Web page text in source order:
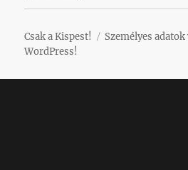
Csak a Kispest! Személyes
WordPress!